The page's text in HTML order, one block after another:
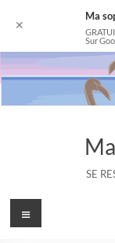
Aller
au
SE
Menu
✕
Ma
Sur